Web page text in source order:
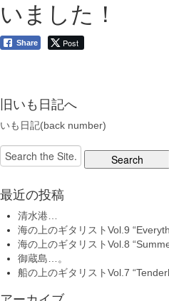
いました！
Share Post
旧いも日記へ
いも日記(back number)
Search
for:
最近の投稿
清水港…
海の上のギタリストVol.9
海の上のギタリストVol.8
御蔵島…。
船の上のギタリストVol.7